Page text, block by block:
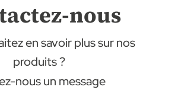
nous
en savoir plus sur nos
produits ?
nous un message